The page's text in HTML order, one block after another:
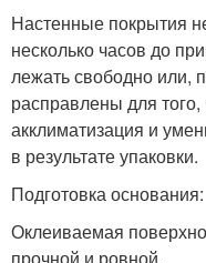
Настенные покрытия
несколько часов до
лежать свободно или,
расправлены для
акклиматизация и
в результате упаковки.
Подготовка основания:
Оклеиваемая